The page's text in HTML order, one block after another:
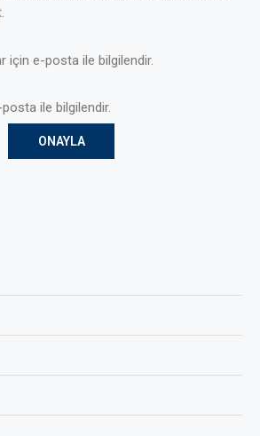
için e-posta ile bilgilendir.
ile bilgilendir.